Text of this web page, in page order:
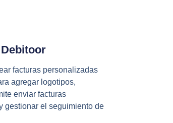
facturas personalizadas
agregar logotipos,
enviar facturas
gestionar el seguimiento de